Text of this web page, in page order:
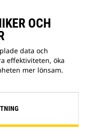
OCH
data och
effektiviteten, öka
mer lönsam.